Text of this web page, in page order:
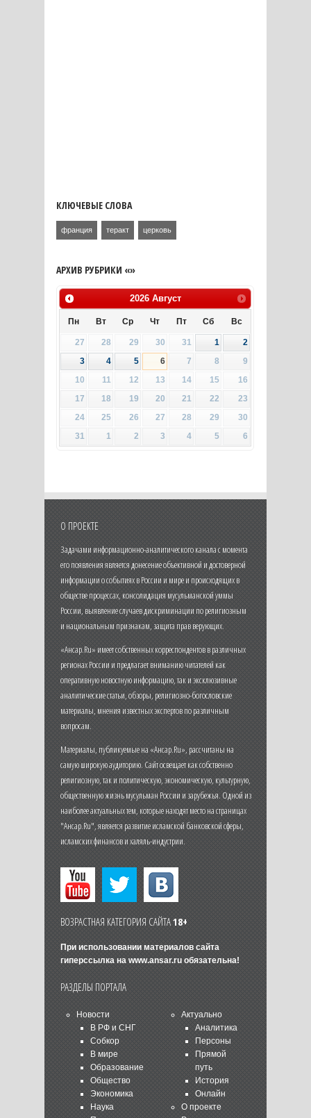
КЛЮЧЕВЫЕ СЛОВА
франция теракт церковь
АРХИВ РУБРИКИ «»
2026 Август
Пн Вт Ср Чт Пт Сб Вс
27 28 29 30 31 1
2
3
4 5 6 7 8
9
10
11 12 13 14 15
16
17
18 19 20 21 22
23
24
25 26 27 28 29
30
31
1 2 3 4 5 6
О ПРОЕКТЕ
Задачами информационно-аналитического канала с момента
его появления является донесение объективной и достоверной
информации о событиях в России и мире и происходящих в
обществе процессах, консолидация мусульманской уммы
России, выявление случаев дискриминации по религиозным
и национальным признакам, защита прав верующих.
«Ансар.Ru» имеет собственных корреспондентов в различных
регионах России и предлагает вниманию читателей как
оперативную новостную информацию, так и эксклюзивные
аналитические статьи, обзоры, религиозно-богословские
материалы, мнения известных экспертов по различным
вопросам.
Материалы, публикуемые на «Ансар.Ru», рассчитаны на
самую широкую аудиторию. Сайт освещает как собственно
религиозную, так и политическую, экономическую, культурную,
общественную жизнь мусульман России и зарубежья. Одной из
наиболее актуальных тем, которые находят место на страницах
"Ансар.Ru", является развитие исламской банковской сферы,
исламских финансов и халяль-индустрии.
ВОЗРАСТНАЯ КАТЕГОРИЯ САЙТА18+
При использовании материалов сайта
гиперссылка на www.ansar.ruобязательна!
РАЗДЕЛЫ ПОРТАЛА
Новости
В РФ и СНГ
Собкор
В мире
Образование
Общество
Экономика
Наука
Актуально
Аналитика
Персоны
Прямой
путь
История
Онлайн
О проекте